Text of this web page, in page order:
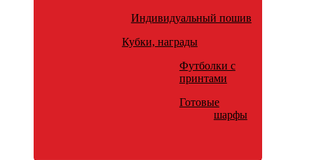
Индивидуальный пошив
Кубки, награды
Футболки с
принтами
Готовые
шарфы